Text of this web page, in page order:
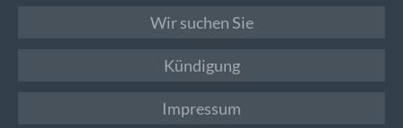
Wir suchen Sie
Kündigung
Impressum